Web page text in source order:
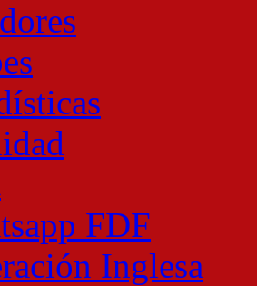
FDF
Inglesa